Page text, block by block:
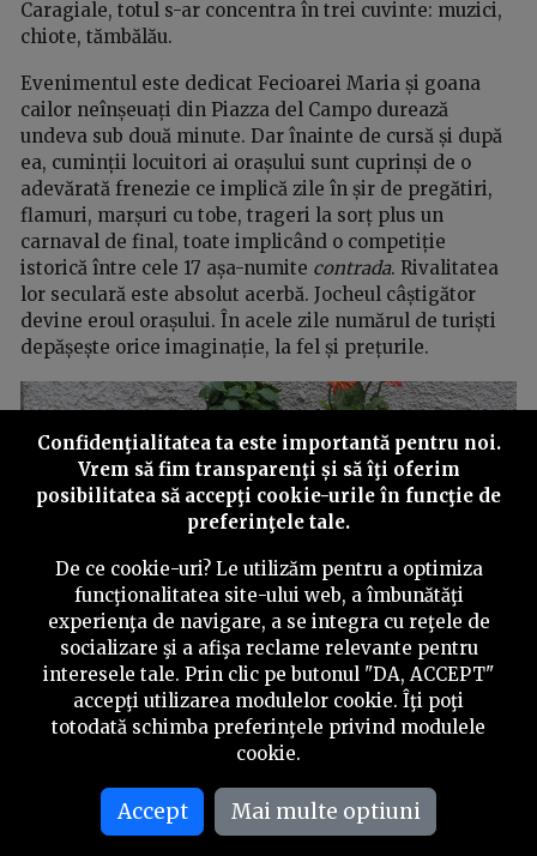
Caragiale, totul s-ar concentra în trei cuvinte: muzici,
chiote, tămbălău.
Evenimentul este dedicat Fecioarei Maria și goana
cailor neînșeuați din Piazza del Campo durează
undeva sub două minute. Dar înainte de cursă și după
ea, cuminții locuitori ai orașului sunt cuprinși de o
adevărată frenezie ce implică zile în șir de pregătiri,
flamuri, marșuri cu tobe, trageri la sorț plus un
carnaval de final, toate implicând o competiție
istorică între cele 17 așa-numite contrada. Rivalitatea
lor seculară este absolut acerbă. Jocheul câștigător
devine eroul orașului. În acele zile numărul de turiști
depășește orice imaginație, la fel și prețurile.
O bicicletă echipată de drum și magia detaliilor. Siena.
După două zile în care am epuizat tot ce era de văzut,
făcut și vizitat în Siena, am declarat că suntem sătui de
Confidenţialitatea ta este importantă pentru noi.
Vrem să fim transparenţi și să îţi oferim
posibilitatea să accepţi cookie-urile în funcţie de
preferinţele tale.
De ce cookie-uri? Le utilizăm pentru a optimiza
funcţionalitatea site-ului web, a îmbunătăţi
experienţa de navigare, a se integra cu reţele de
socializare şi a afişa reclame relevante pentru
interesele tale. Prin clic pe butonul "DA, ACCEPT"
accepţi utilizarea modulelor cookie. Îţi poţi
totodată schimba preferinţele privind modulele
cookie.
Accept Mai multe optiuni